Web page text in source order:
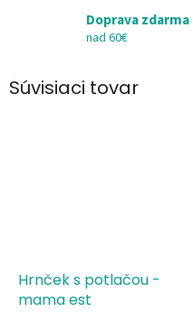
Doprava zdarma
nad 60€
Súvisiaci tovar
Hrnček s potlačou -
mama est